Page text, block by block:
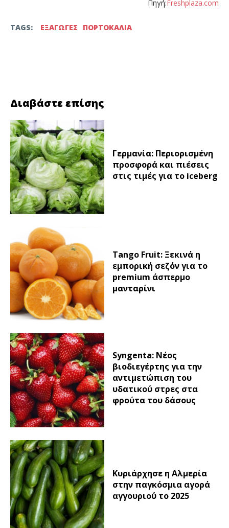
Πηγή:Freshplaza.com
TAGS: ΕΞΑΓΩΓΕΣ ΠΟΡΤΟΚΑΛΙΑ
Διαβάστε επίσης
Γερμανία: Περιορισμένη
προσφορά και πιέσεις
στις τιμές για το iceberg
Tango Fruit: Ξεκινά η
εμπορική σεζόν για το
premium άσπερμο
μανταρίνι
Syngenta: Νέος
βιοδιεγέρτης για την
αντιμετώπιση του
υδατικού στρες στα
φρούτα του δάσους
Κυριάρχησε η Αλμερία
στην παγκόσμια αγορά
αγγουριού το 2025